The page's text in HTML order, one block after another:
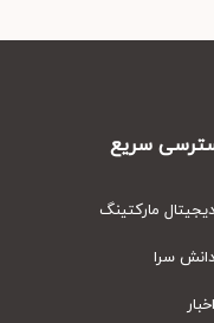
سریع
مارکتینگ
سرا